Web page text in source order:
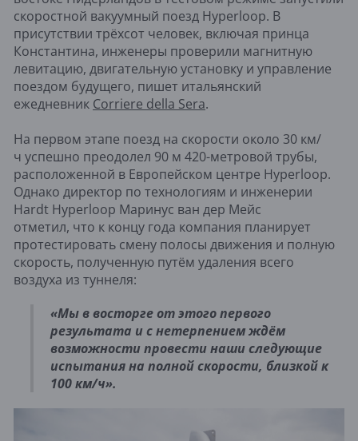
скоростной вакуумный поезд Hyperloop. В
присутствии трёхсот человек, включая принца
Константина, инженеры проверили магнитную
левитацию, двигательную установку и управление
поездом будущего, пишет итальянский
ежедневник Corriere della Sera.
На первом этапе поезд на скорости около 30 км/
ч успешно преодолел 90 м 420-метровой трубы,
расположенной в Европейском центре Hyperloop.
Однако директор по технологиям и инженерии
Hardt Hyperloop Маринус ван дер Мейс
отметил, что к концу года компания планирует
протестировать смену полосы движения и полную
скорость, полученную путём удаления всего
воздуха из туннеля:
«Мы в восторге от этого первого
результата и с нетерпением ждём
возможности провести наши следующие
испытания на полной скорости, близкой к
100 км/ч».